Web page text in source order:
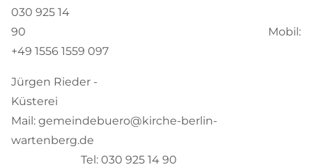
030 925 14
90 Mobil:
+49 1556 1559 097
Jürgen Rieder -
Küsterei
Mail: gemeindebuero@kirche-berlin-
wartenberg.de
Tel: 030 925 14 90